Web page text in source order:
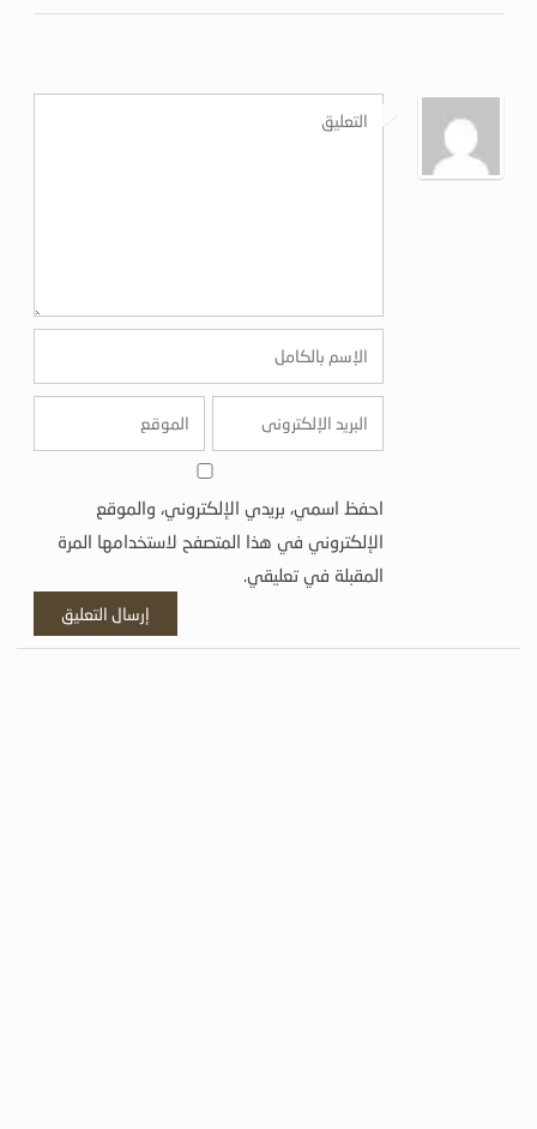
احفظ اسمي، بريدي الإلكتروني، والموقع
الإلكتروني في هذا المتصفح لاستخدامها المرة
المقبلة في تعليقي.